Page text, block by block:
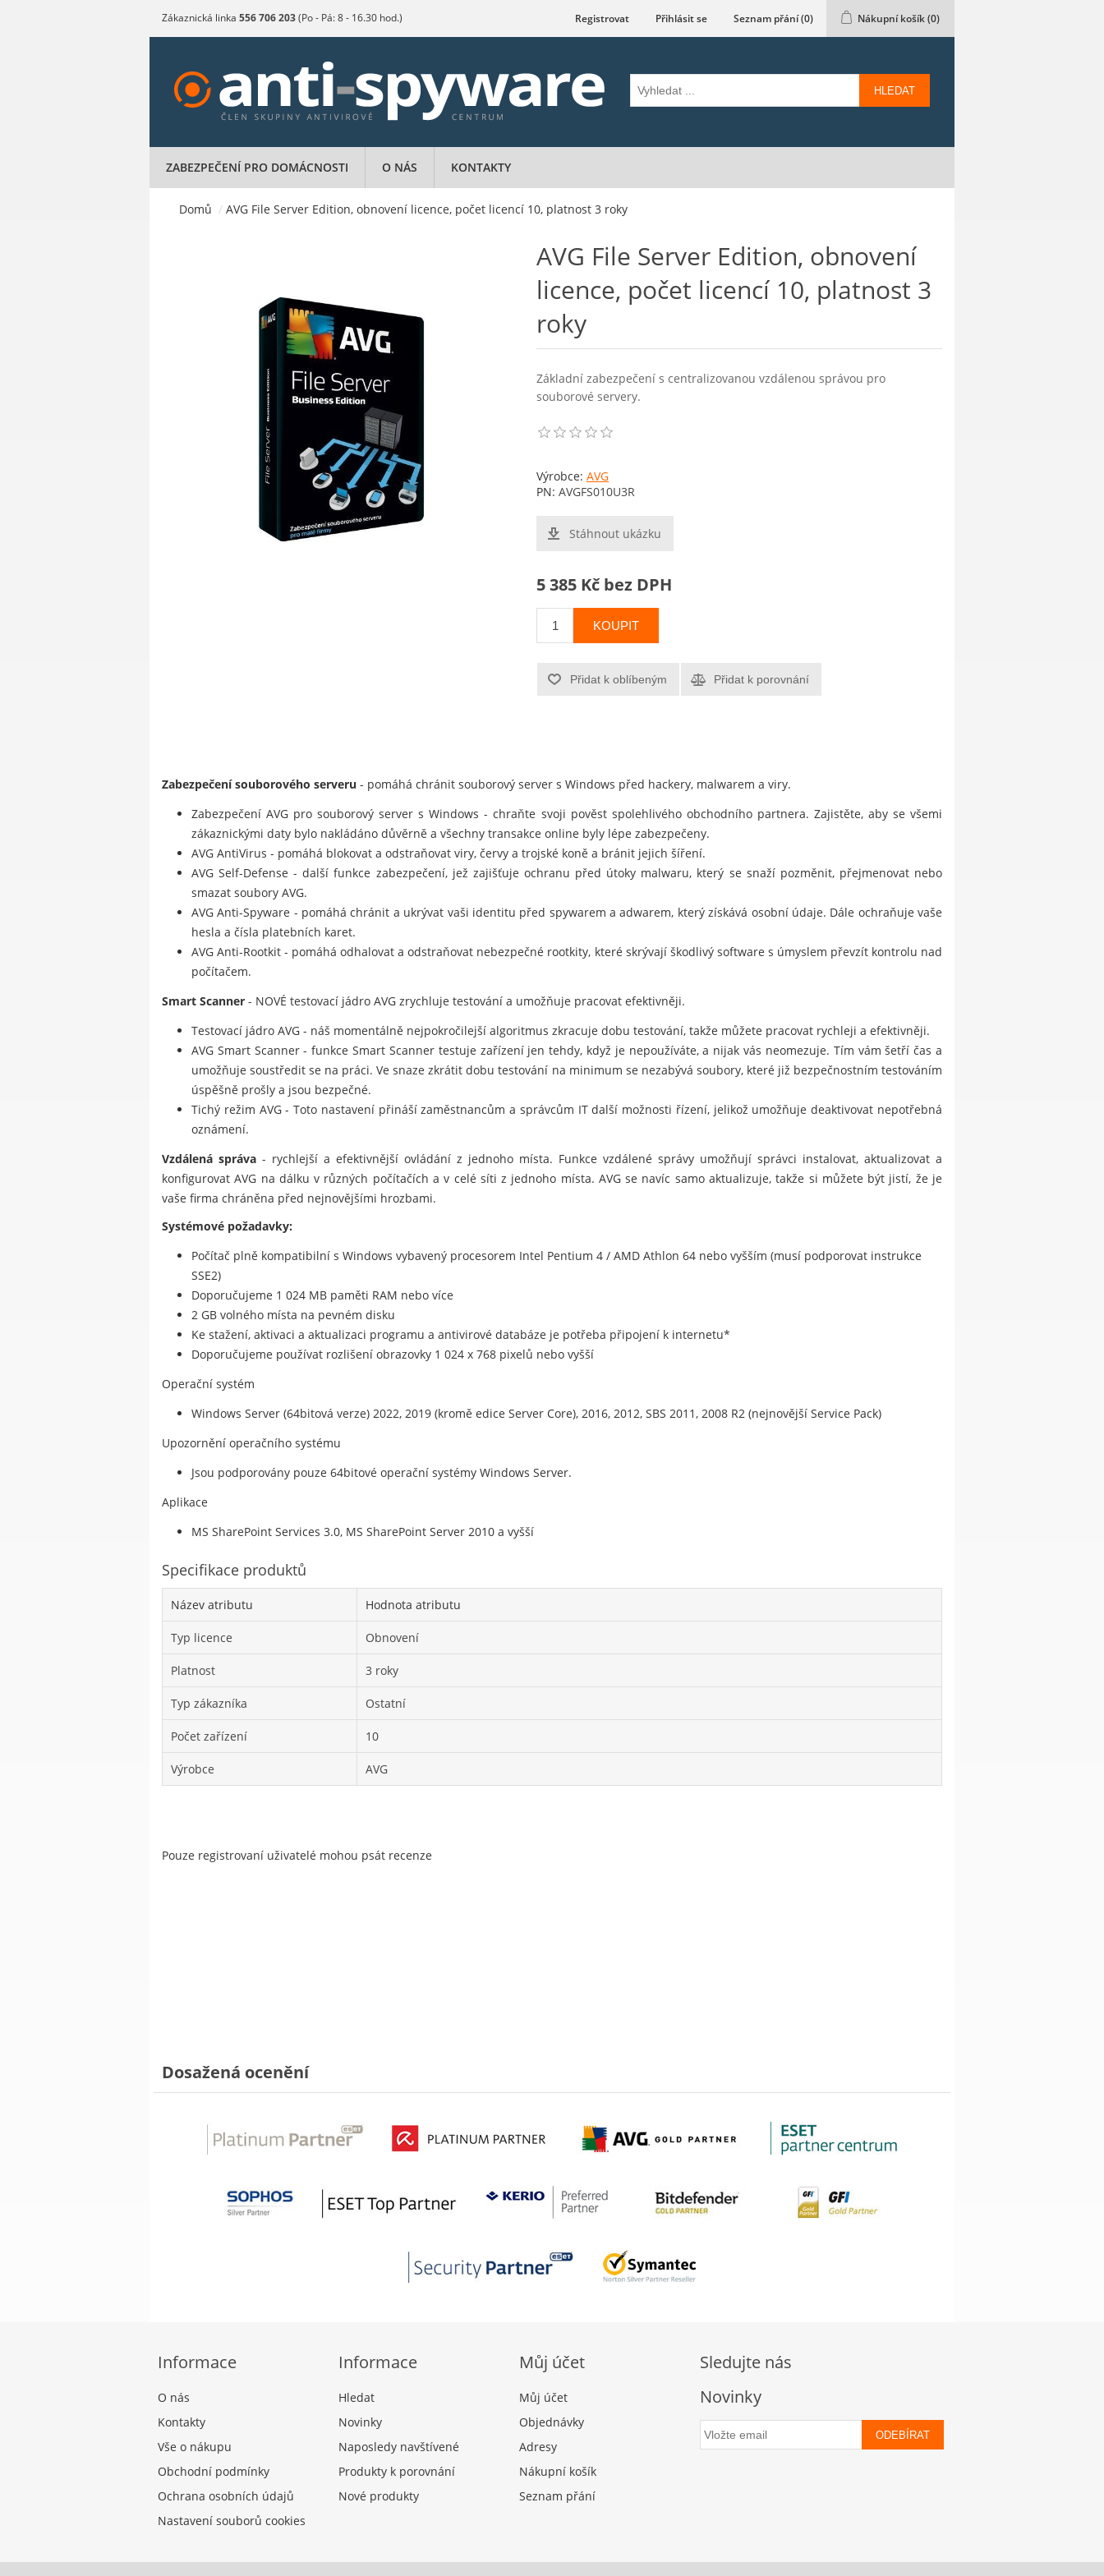
Zákaznická linka 556 706 203(Po - Pá: 8 - 16.30 hod.) Registrovat Přihlásit se Seznam přání(0) Nákupní košík(0)
HLEDAT
ZABEZPEČENÍ PRO DOMÁCNOSTI O NÁS KONTAKTY
Domů / AVG File Server Edition, obnovení licence, počet licencí 10, platnost 3 roky
AVG File Server Edition, obnovení
licence, počet licencí 10, platnost 3
roky
Základní zabezpečení s centralizovanou vzdálenou správou pro
souborové servery.
Výrobce: AVG
PN: AVGFS010U3R
Stáhnout ukázku
5 385 Kč bez DPH
KOUPIT
Přidat k oblíbeným Přidat k porovnání
Zabezpečení souborového serveru - pomáhá chránit souborový server s Windows před hackery, malwarem a viry.
Zabezpečení AVG pro souborový server s Windows - chraňte svoji pověst spolehlivého obchodního partnera. Zajistěte, aby se všemi
zákaznickými daty bylo nakládáno důvěrně a všechny transakce online byly lépe zabezpečeny.
AVG AntiVirus - pomáhá blokovat a odstraňovat viry, červy a trojské koně a bránit jejich šíření.
AVG Self-Defense - další funkce zabezpečení, jež zajišťuje ochranu před útoky malwaru, který se snaží pozměnit, přejmenovat nebo
smazat soubory AVG.
AVG Anti-Spyware - pomáhá chránit a ukrývat vaši identitu před spywarem a adwarem, který získává osobní údaje. Dále ochraňuje vaše
hesla a čísla platebních karet.
AVG Anti-Rootkit - pomáhá odhalovat a odstraňovat nebezpečné rootkity, které skrývají škodlivý software s úmyslem převzít kontrolu nad
počítačem.
Smart Scanner - NOVÉ testovací jádro AVG zrychluje testování a umožňuje pracovat efektivněji.
Testovací jádro AVG - náš momentálně nejpokročilejší algoritmus zkracuje dobu testování, takže můžete pracovat rychleji a efektivněji.
AVG Smart Scanner - funkce Smart Scanner testuje zařízení jen tehdy, když je nepoužíváte, a nijak vás neomezuje. Tím vám šetří čas a
umožňuje soustředit se na práci. Ve snaze zkrátit dobu testování na minimum se nezabývá soubory, které již bezpečnostním testováním
úspěšně prošly a jsou bezpečné.
Tichý režim AVG - Toto nastavení přináší zaměstnancům a správcům IT další možnosti řízení, jelikož umožňuje deaktivovat nepotřebná
oznámení.
Vzdálená správa - rychlejší a efektivnější ovládání z jednoho místa. Funkce vzdálené správy umožňují správci instalovat, aktualizovat a
konfigurovat AVG na dálku v různých počítačích a v celé síti z jednoho místa. AVG se navíc samo aktualizuje, takže si můžete být jistí, že je
vaše firma chráněna před nejnovějšími hrozbami.
Systémové požadavky:
Počítač plně kompatibilní s Windows vybavený procesorem Intel Pentium 4 / AMD Athlon 64 nebo vyšším (musí podporovat instrukce
SSE2)
Doporučujeme 1 024 MB paměti RAM nebo více
2 GB volného místa na pevném disku
Ke stažení, aktivaci a aktualizaci programu a antivirové databáze je potřeba připojení k internetu*
Doporučujeme používat rozlišení obrazovky 1 024 x 768 pixelů nebo vyšší
Operační systém
Windows Server (64bitová verze) 2022, 2019 (kromě edice Server Core), 2016, 2012, SBS 2011, 2008 R2 (nejnovější Service Pack)
Upozornění operačního systému
Jsou podporovány pouze 64bitové operační systémy Windows Server.
Aplikace
MS SharePoint Services 3.0, MS SharePoint Server 2010 a vyšší
Specifikace produktů
Název atributu Hodnota atributu
Typ licence Obnovení
Platnost 3 roky
Typ zákazníka Ostatní
Počet zařízení 10
Výrobce AVG
Pouze registrovaní uživatelé mohou psát recenze
Dosažená ocenění
Informace
O nás
Kontakty
Vše o nákupu
Obchodní podmínky
Ochrana osobních údajů
Nastavení souborů cookies
Informace
Hledat
Novinky
Naposledy navštívené
Produkty k porovnání
Nové produkty
Můj účet
Můj účet
Objednávky
Adresy
Nákupní košík
Seznam přání
Sledujte nás
Novinky
ODEBÍRAT